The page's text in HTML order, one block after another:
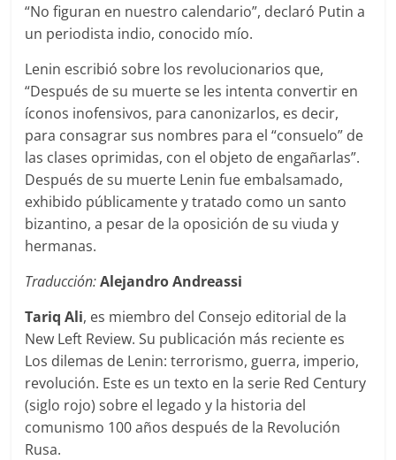
“No figuran en nuestro calendario”, declaró Putin a
un periodista indio, conocido mío.
Lenin escribió sobre los revolucionarios que,
“Después de su muerte se les intenta convertir en
íconos inofensivos, para canonizarlos, es decir,
para consagrar sus nombres para el “consuelo” de
las clases oprimidas, con el objeto de engañarlas”.
Después de su muerte Lenin fue embalsamado,
exhibido públicamente y tratado como un santo
bizantino, a pesar de la oposición de su viuda y
hermanas.
Traducción: Alejandro Andreassi
Tariq Ali, es miembro del Consejo editorial de la
New Left Review. Su publicación más reciente es
Los dilemas de Lenin: terrorismo, guerra, imperio,
revolución. Este es un texto en la serie Red Century
(siglo rojo) sobre el legado y la historia del
comunismo 100 años después de la Revolución
Rusa.